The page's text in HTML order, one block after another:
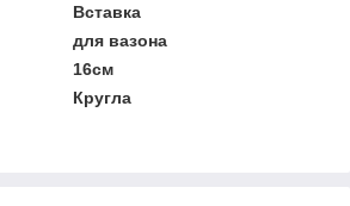
Вставка
для вазона
16см
Кругла